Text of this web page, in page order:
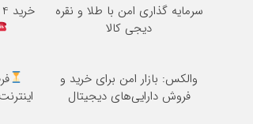
سرمایه گذاری امن با طلا و نقره
دیجی کالا
خرید 4 قسطه اینترنت پیشگامان
والکس: بازار امن برای خرید و
فروش دارایی‌های دیجیتال